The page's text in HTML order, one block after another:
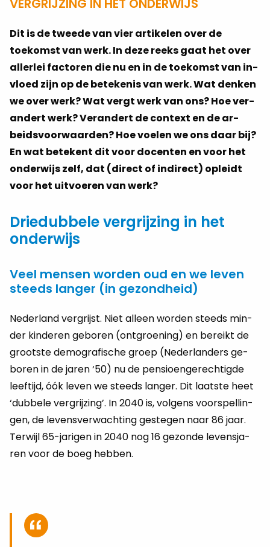
Dit is de tweede van vier ar­ti­ke­len over de
toekomst van werk. In deze reeks gaat het over
al­ler­lei fac­to­ren die nu en in de toe­komst van in­
vloed zijn op de be­te­ke­nis van werk. Wat den­ken
we over werk? Wat vergt werk van ons? Hoe ver­
an­dert werk? Verandert de context en de ar­
beids­voor­waar­den? Hoe voe­len we ons daar bij?
En wat be­te­kent dit voor do­cen­ten en voor het
on­der­wijs zelf, dat (di­rect of in­di­rect) op­leidt
voor het uit­voe­ren van werk?
Driedubbele vergrijzing in het
onderwijs
Veel mensen worden oud en we leven
steeds langer (in gezondheid)
Ne­der­land ver­grijst. Niet al­leen wor­den steeds min­
der kin­de­ren ge­bo­ren (ont­groe­ning) en be­reikt de
groot­ste de­mo­gra­fi­sche groep (Ne­der­lan­ders ge­
bo­ren in de jaren ‘50) nu de pen­si­oen­ge­rech­tig­de
leef­tijd, óók leven we steeds lan­ger. Dit laat­ste heet
‘dub­be­le ver­grij­zing’. In 2040 is, vol­gens voor­spel­lin­
gen, de le­vens­ver­wach­ting ge­ste­gen naar 86 jaar.
Ter­wijl 65-ja­ri­gen in 2040 nog 16 ge­zon­de le­vens­ja­
ren voor de boeg heb­ben.